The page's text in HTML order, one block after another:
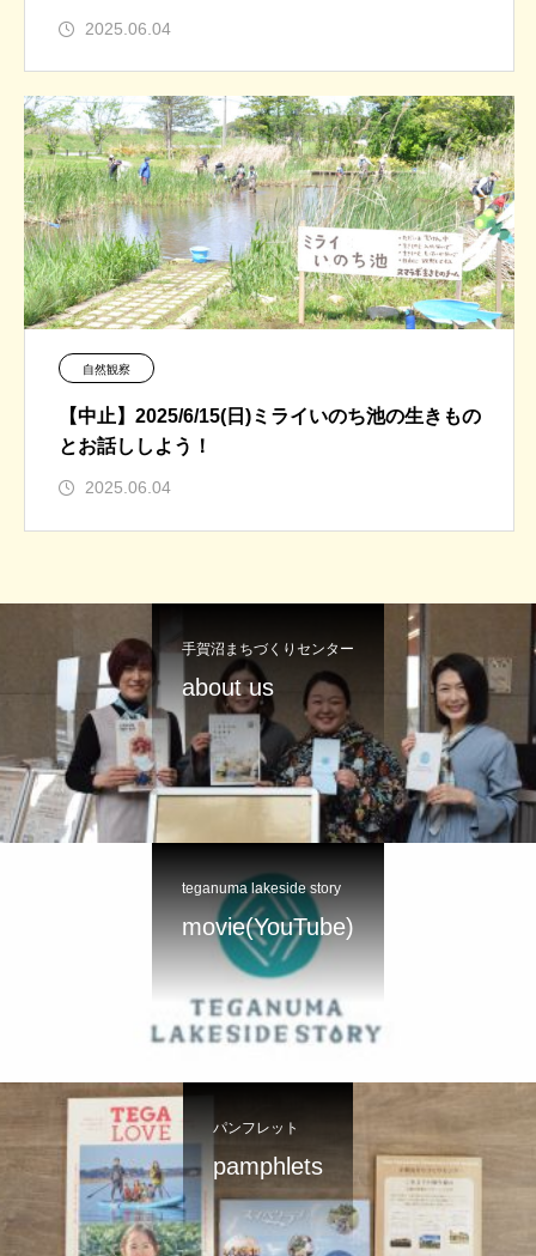
2025.06.04
自然観察
【中止】2025/6/15(日)ミライいのち池の生きもの
とお話ししよう！
2025.06.04
手賀沼まちづくりセンター
about us
teganuma lakeside story
movie(YouTube)
パンフレット
pamphlets